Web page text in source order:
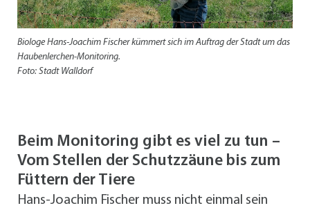
Biologe Hans-Joachim Fischer kümmert sich im Auftrag der Stadt um das
Haubenlerchen-Monitoring.
Foto: Stadt Walldorf
Beim Monitoring gibt es viel zu tun –
Vom Stellen der Schutzzäune bis zum
Füttern der Tiere
Hans-Joachim Fischer muss nicht einmal sein